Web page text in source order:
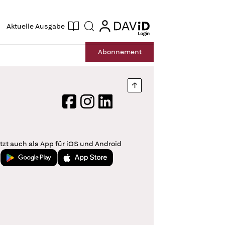
Aktuelle Ausgabe Suche login
login
Abonnement
Nach oben springen
FacebookInstagram
LinkedIn
auch als App für iOS und Android
Jetzt bei Google PlayLaden im App Store